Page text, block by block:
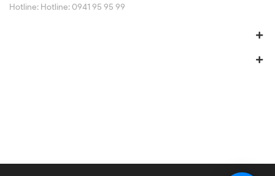
Hotline: Hotline: 0941 95 95 99